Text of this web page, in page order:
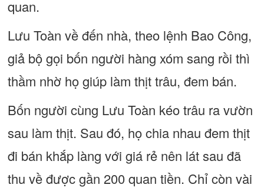
quan.
Lưu Toàn về đến nhà, theo lệnh Bao Công,
giả bộ gọi bốn người hàng xóm sang rồi thì
thầm nhờ họ giúp làm thịt trâu, đem bán.
Bốn người cùng Lưu Toàn kéo trâu ra vườn
sau làm thịt. Sau đó, họ chia nhau đem thịt
đi bán khắp làng với giá rẻ nên lát sau đã
thu về được gần 200 quan tiền. Chỉ còn vài